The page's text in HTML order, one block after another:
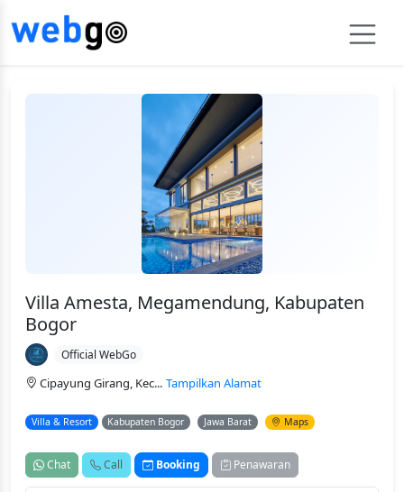
Villa Amesta, Megamendung, Kabupaten
Bogor
Official WebGo
Cipayung Girang, Kec... Tampilkan Alamat
Villa & Resort Kabupaten Bogor Jawa Barat Maps
Chat Call Booking Penawaran